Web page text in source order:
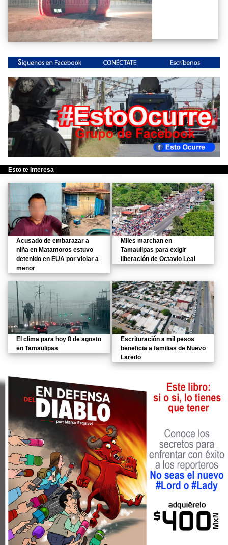
Esto te Interesa
Acusado de embarazar a
niña en Matamoros estuvo
detenido en EUA por violar a
menor
Miles marchan en
Tamaulipas para exigir
liberación de Octavio Leal
El clima para hoy 8 de agosto
en Tamaulipas
Escrituración a mil pesos
beneficia a familias de Nuevo
Laredo